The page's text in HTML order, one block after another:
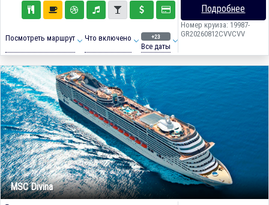
Посмотреть маршрут Что включено +23
Все даты
Подробнее
Номер круиза: 19987-
GR20260812CVVCVV
MSC Divina